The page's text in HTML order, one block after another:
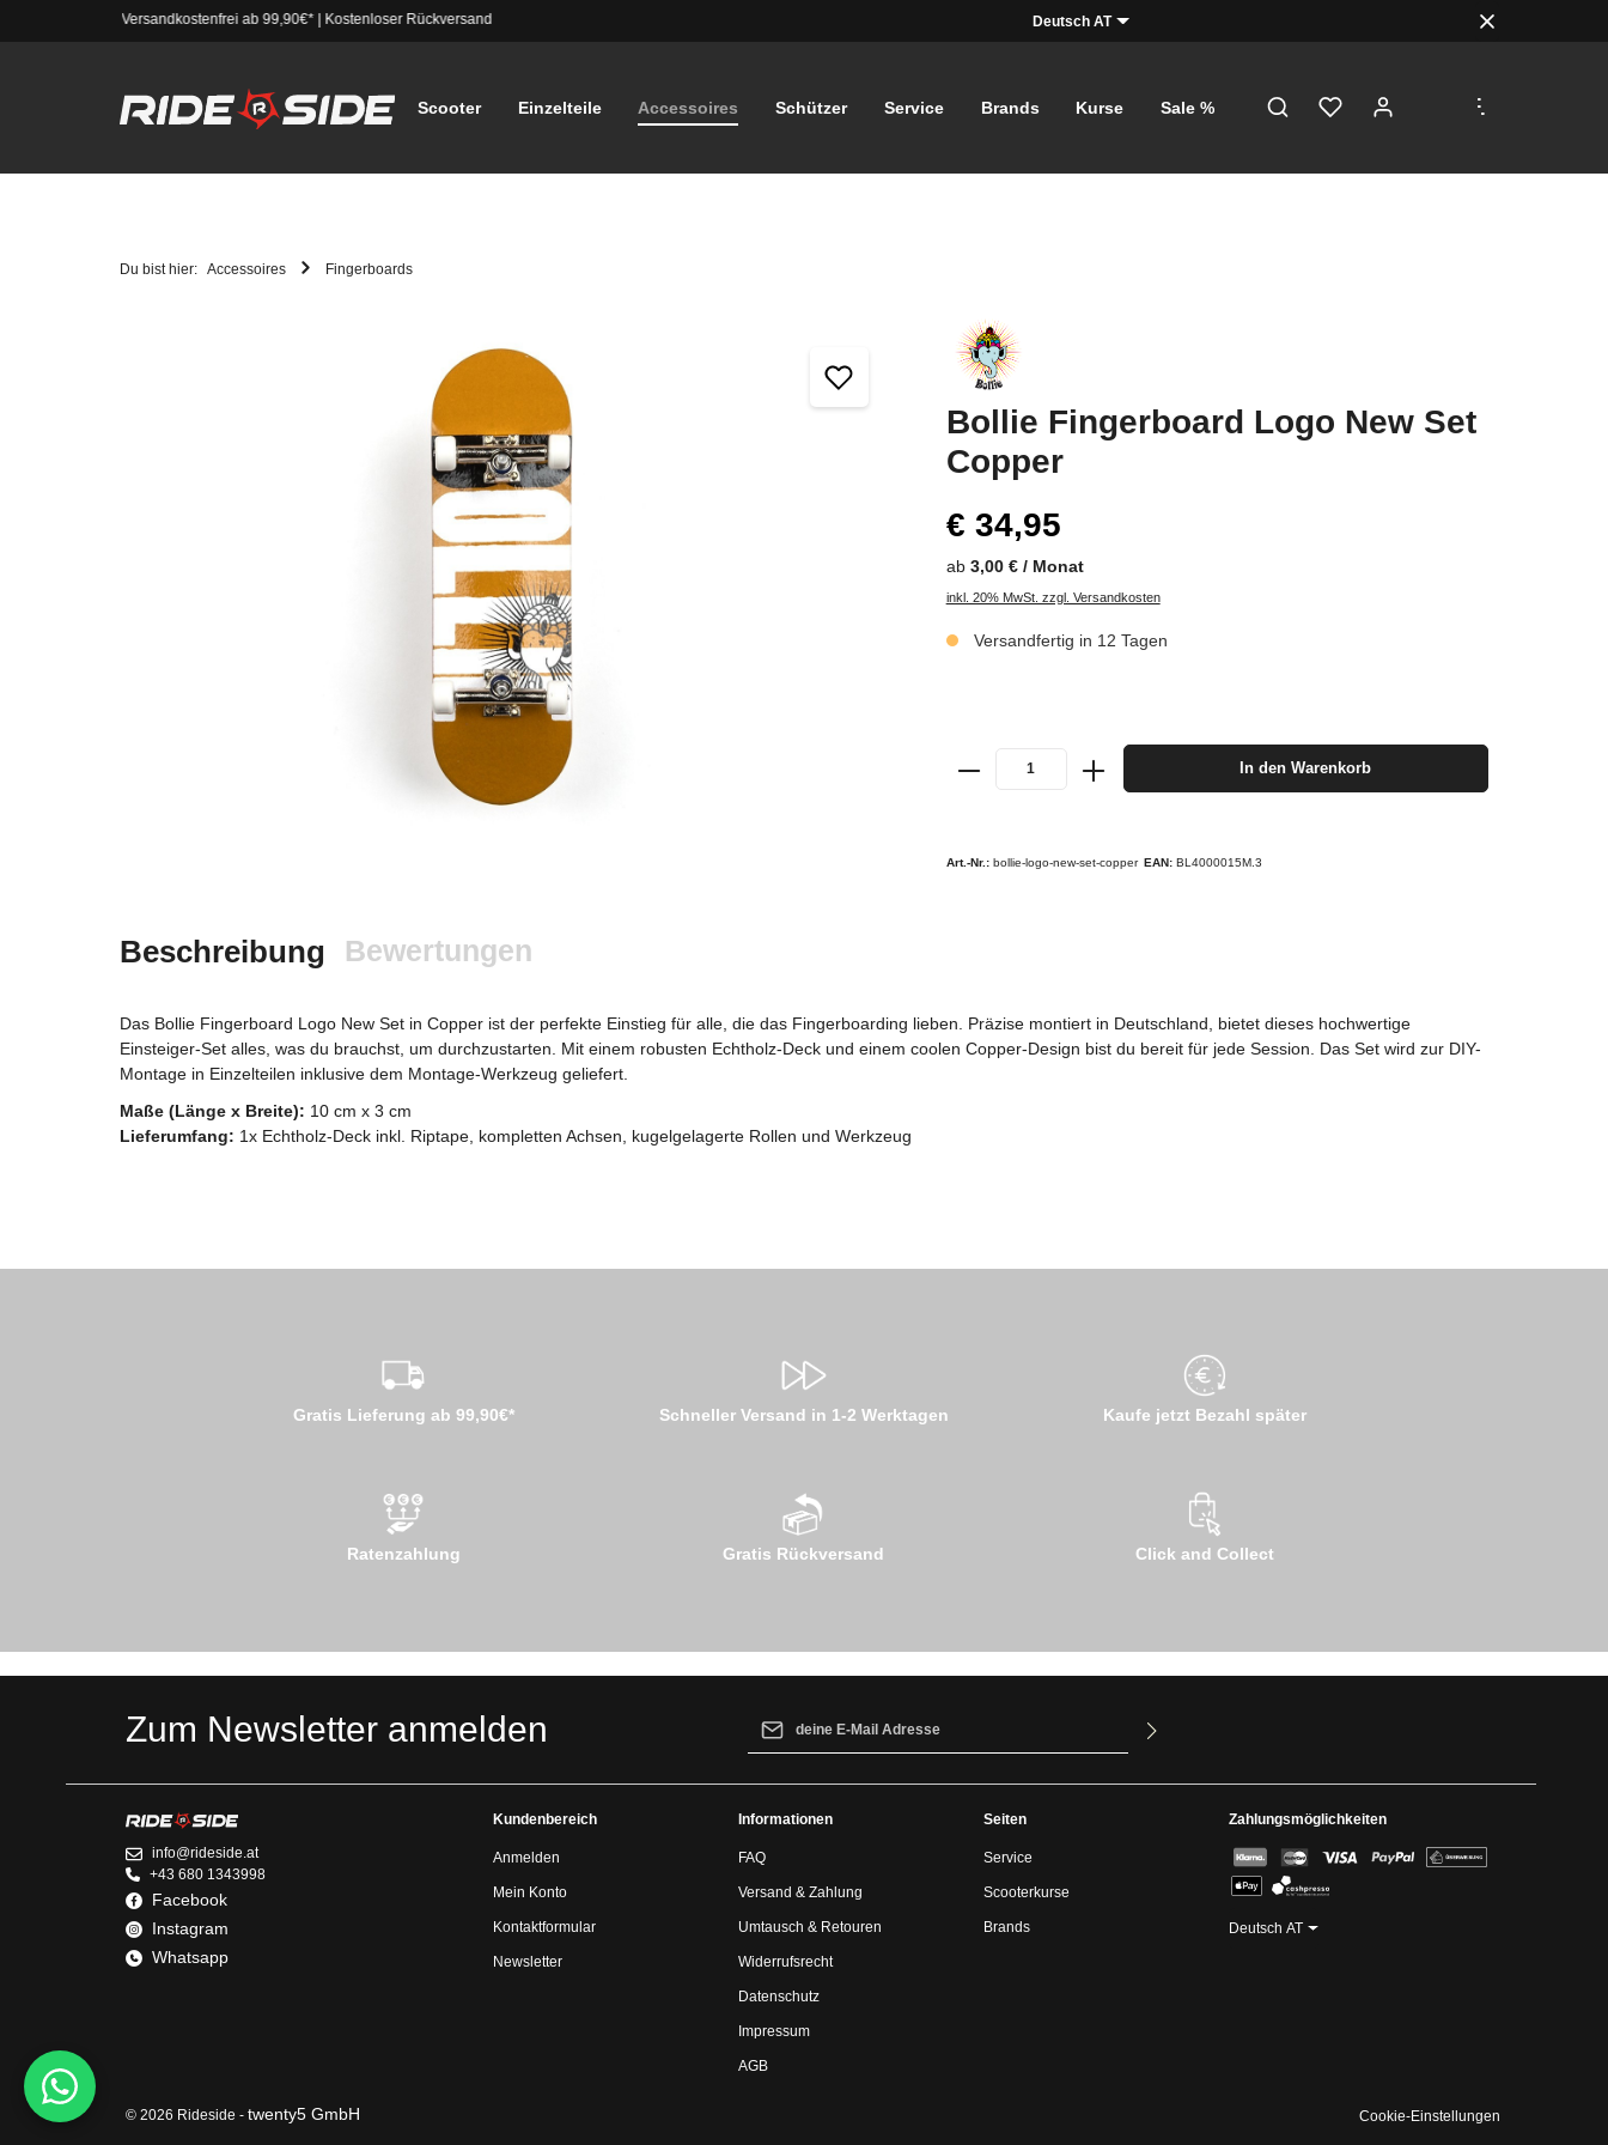
Versandkostenfrei ab 99,90€*| Kostenloser Rückversand Deutsch AT
Scooter Einzelteile Accessoires Schützer Service Brands Kurse Sale %
...
Du bist hier: Accessoires Fingerboards
Bollie Fingerboard Logo New Set
Copper
€ 34,95
ab 3,00 € / Monat
inkl. 20% MwSt. zzgl. Versandkosten
Versandfertig in 12 Tagen
In den Warenkorb
Art.-Nr.: bollie-logo-new-set-copper EAN: BL4000015M.3
Beschreibung Bewertungen
Das Bollie Fingerboard Logo New Set in Copper ist der perfekte Einstieg für alle, die das Fingerboarding lieben. Präzise montiert in Deutschland, bietet dieses hochwertige
Einsteiger-Set alles, was du brauchst, um durchzustarten. Mit einem robusten Echtholz-Deck und einem coolen Copper-Design bist du bereit für jede Session. Das Set wird zur DIY-
Montage in Einzelteilen inklusive dem Montage-Werkzeug geliefert.
Maße (Länge x Breite): 10 cm x 3 cm
Lieferumfang: 1x Echtholz-Deck inkl. Riptape, kompletten Achsen, kugelgelagerte Rollen und Werkzeug
Gratis Lieferung ab 99,90€* Schneller Versand in 1-2 Werktagen Kaufe jetzt Bezahl später
Ratenzahlung Gratis Rückversand Click and Collect
Zum Newsletter anmelden
einverstanden.
Zahlungsmöglichkeiten
Deutsch AT
info@rideside.at
+43 680 1343998
Facebook
Instagram
Whatsapp
Kundenbereich
Anmelden
Mein Konto
Kontaktformular
Newsletter
Informationen
FAQ
Versand & Zahlung
Umtausch & Retouren
Widerrufsrecht
Datenschutz
Impressum
AGB
Seiten
Service
Scooterkurse
Brands
© 2026 Rideside - twenty5 GmbH Cookie-Einstellungen